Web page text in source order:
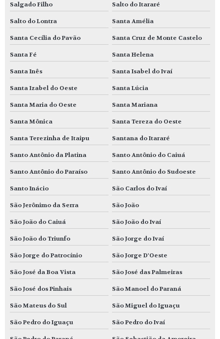
Salgado Filho Salto do Itararé
Salto do Lontra Santa Amélia
Santa Cecília do Pavão Santa Cruz de Monte Castelo
Santa Fé Santa Helena
Santa Inês Santa Isabel do Ivaí
Santa Izabel do Oeste Santa Lúcia
Santa Maria do Oeste Santa Mariana
Santa Mônica Santa Tereza do Oeste
Santa Terezinha de Itaipu Santana do Itararé
Santo Antônio da Platina Santo Antônio do Caiuá
Santo Antônio do Paraíso Santo Antônio do Sudoeste
Santo Inácio São Carlos do Ivaí
São Jerônimo da Serra São João
São João do Caiuá São João do Ivaí
São João do Triunfo São Jorge do Ivaí
São Jorge do Patrocínio São Jorge D'Oeste
São José da Boa Vista São José das Palmeiras
São José dos Pinhais São Manoel do Paraná
São Mateus do Sul São Miguel do Iguaçu
São Pedro do Iguaçu São Pedro do Ivaí